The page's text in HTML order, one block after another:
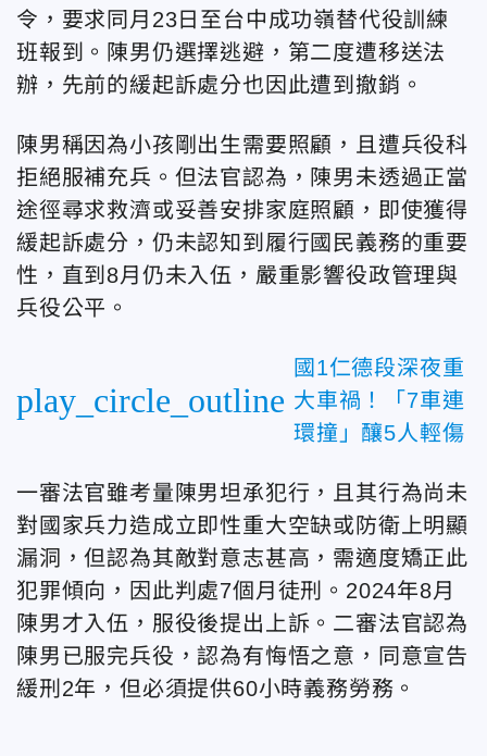
令，要求同月23日至台中成功嶺替代役訓練
班報到。陳男仍選擇逃避，第二度遭移送法
辦，先前的緩起訴處分也因此遭到撤銷。
陳男稱因為小孩剛出生需要照顧，且遭兵役科
拒絕服補充兵。但法官認為，陳男未透過正當
途徑尋求救濟或妥善安排家庭照顧，即使獲得
緩起訴處分，仍未認知到履行國民義務的重要
性，直到8月仍未入伍，嚴重影響役政管理與
兵役公平。
play_circle_outline
國1仁德段深夜重
大車禍！「7車連
環撞」釀5人輕傷
一審法官雖考量陳男坦承犯行，且其行為尚未
對國家兵力造成立即性重大空缺或防衛上明顯
漏洞，但認為其敵對意志甚高，需適度矯正此
犯罪傾向，因此判處7個月徒刑。2024年8月
陳男才入伍， 服役後提出上訴。 二審法官認為
陳男已服完兵役，認為有悔悟之意，同意宣告
緩刑2年，但必須提供60小時義務勞務。